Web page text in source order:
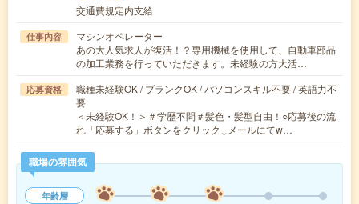
交通費規定内支給
仕事内容
マシンオペレーター
あの大人気求人が復活！？専用機械を使用して、自動車部品
の加工業務を行っていただきます。未経験の方大活…
応募資格
職種未経験OK / ブランクOK / パソコンスキル不要 / 英語力不
要
＜未経験OK！＞＃学歴不問＃髪色・髪型自由！○応募後の流
れ「応募する」ボタンをクリック↓メールにてw…
職場の雰囲気
年齢層